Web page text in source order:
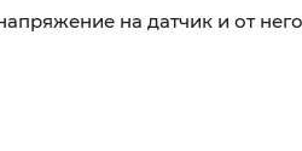
на датчик и от